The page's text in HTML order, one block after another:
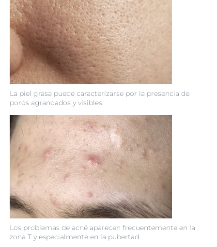
La piel grasa puede caracterizarse por la presencia de
poros agrandados y visibles.
Los problemas de acné aparecen frecuentemente en la
zona T y especialmente en la pubertad.